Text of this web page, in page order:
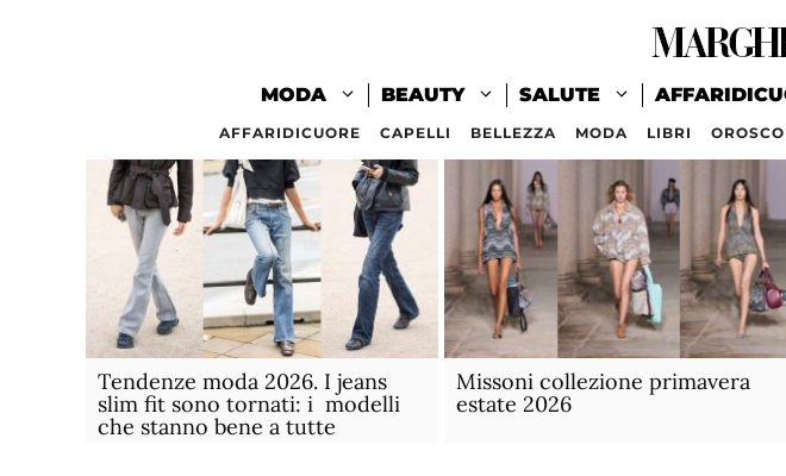
MODA BEAUTY SALUTE
AFFARIDICUORE CAPELLI BELLEZZA MODA LIBRI
Tendenze moda 2026. I jeans
slim fit sono tornati: i modelli
che stanno bene a tutte
Missoni collezione primavera
estate 2026